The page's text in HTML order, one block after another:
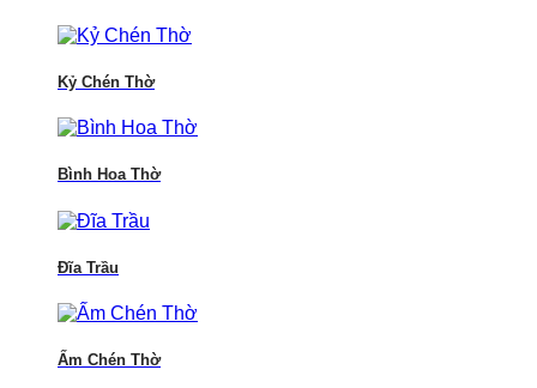
Kỷ Chén Thờ
Bình Hoa Thờ
Đĩa Trầu
Ấm Chén Thờ